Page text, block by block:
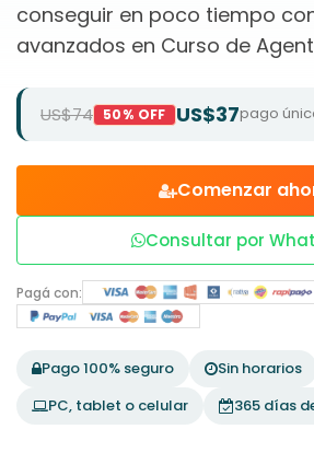
conseguir en poco tiempo
avanzados en Curso de
US$74 50% OFF US$37pago
Comenzar
Consultar por
Pagá con:
Pago 100% seguro
Sin horarios
PC, tablet o celular
365 días